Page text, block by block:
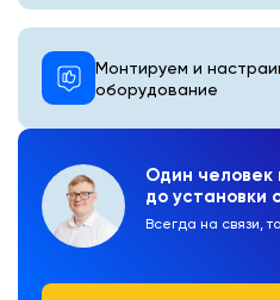
Один человек
до установки
Всегда на связи,
Монтируем и
оборудование